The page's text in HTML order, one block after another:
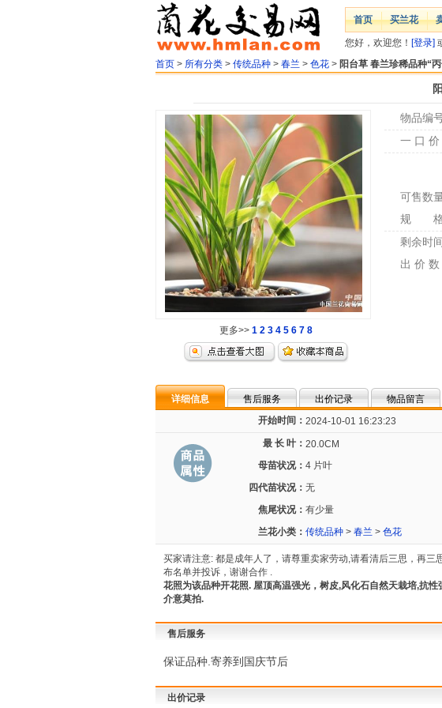
首页 买兰花
您好，欢迎您！ [登录]
首页 > 所有分类 > 传统品种 > 春兰 > 色花 > 阳台草 春兰珍稀品种“
更多>> 1 2 3 4 5 6 7 8
物品编
一 口 价
可售数
规 格
剩余时
出 价 数
详细信息 售后服务 出价记录 物品留言
开始时间： 2024-10-01 16:23:23
最 长 叶： 20.0CM
母苗状况： 4 片叶
四代苗状况： 无
焦尾状况： 有少量
兰花小类： 传统品种 > 春兰 > 色花
买家请注意: 都是成年人了，请尊重卖家劳动,请看清后三思，再
布名单并投诉，谢谢合作 .
花照为该品种开花照. 屋顶高温强光，树皮,风化石自然天栽培,抗
介意莫拍.
售后服务
保证品种.寄养到国庆节后
出价记录